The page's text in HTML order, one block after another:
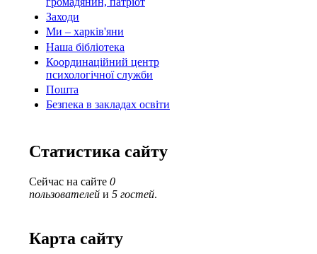
Заходи
Ми – харків'яни
Наша бібліотека
Координаційний центр
психологічної служби
Пошта
Безпека в закладах освіти
Статистика сайту
Сейчас на сайте 0
пользователей и 5 гостей.
Карта сайту